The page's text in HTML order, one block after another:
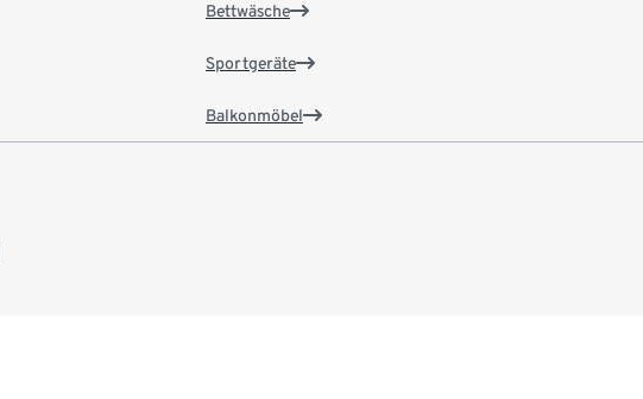
Bettwäsche
Sportgeräte
Balkonmöbel